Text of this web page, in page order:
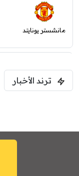
مانشستر يونايتد
فرينتسفاروشي
ترند الأخبار